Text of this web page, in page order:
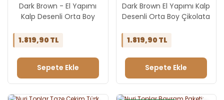
Dark Brown - El Yapımı
Kalp Desenli Orta Boy
KN03
1.819,90 TL
Sepete Ekle
Dark Brown El Yapımı Kalp
Desenli Orta Boy Çikolata
1.819,90 TL
Sepete Ekle